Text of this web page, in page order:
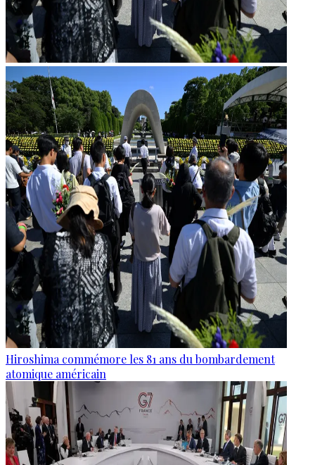
Hiroshima commémore les 81 ans du bombardement
atomique américain